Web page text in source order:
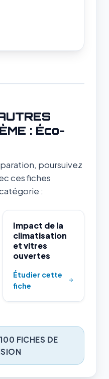
: Éco-
poursuivez
ces fiches
:
Impact de la
climatisation
et vitres
ouvertes
Étudier cette
fiche
FICHES DE